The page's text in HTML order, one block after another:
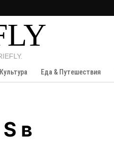
Культура Еда & Путешествия
в